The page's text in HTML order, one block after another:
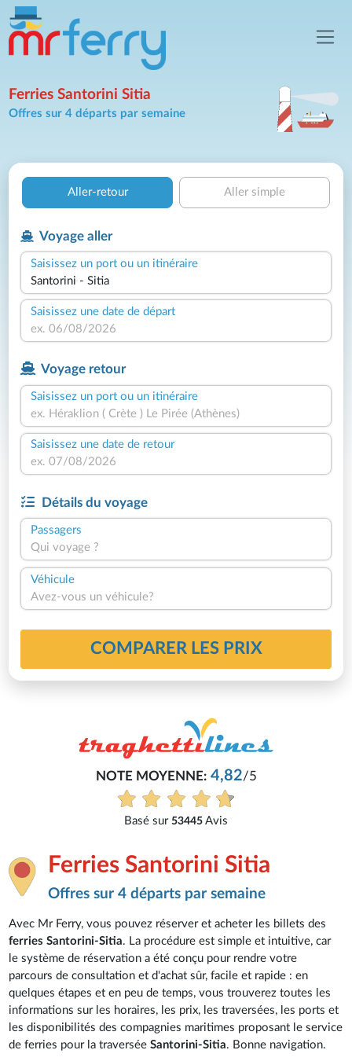
Ferries Santorini Sitia
Offres sur 4 départs par semaine
Aller-retour Aller simple
Voyage aller
Saisissez un port ou un itinéraire
Saisissez une date de départ
Voyage retour
Saisissez un port ou un itinéraire
Saisissez une date de retour
Détails du voyage
Passagers
Qui voyage ?
Véhicule
Avez-vous un véhicule?
COMPARER LES PRIX
NOTE MOYENNE:4,82/5
Basé sur 53445 Avis
Ferries Santorini Sitia
Offres sur 4 départs par semaine
Avec Mr Ferry, vous pouvez réserver et acheter les billets des
ferries Santorini-Sitia. La procédure est simple et intuitive, car
le système de réservation a été conçu pour rendre votre
parcours de consultation et d'achat sûr, facile et rapide : en
quelques étapes et en peu de temps, vous trouverez toutes les
informations sur les horaires, les prix, les traversées, les ports et
les disponibilités des compagnies maritimes proposant le service
de ferries pour la traverséeSantorini-Sitia. Bonne navigation.